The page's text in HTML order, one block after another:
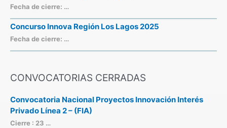
Fecha de cierre: …
Concurso Innova Región Los Lagos 2025
Fecha de cierre: …
CONVOCATORIAS CERRADAS
Convocatoria Nacional Proyectos Innovación Interés
Privado Línea 2 – (FIA)
Cierre : 23 …